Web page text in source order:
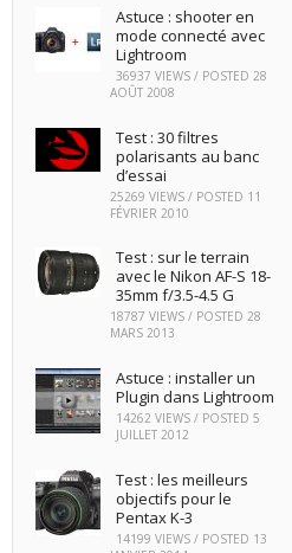
Astuce : shooter en
mode connecté avec
Lightroom
36937 VIEWS / POSTED28
AOÛT 2008
Test : 30 filtres
polarisants au banc
d’essai
25269 VIEWS / POSTED 11
FÉVRIER 2010
Test : sur le terrain
avec le Nikon AF-S 18-
35mm f/3.5-4.5 G
18787 VIEWS / POSTED28
MARS 2013
Astuce : installer un
Plugin dans Lightroom
14262 VIEWS / POSTED5
JUILLET 2012
Test : les meilleurs
objectifs pour le
Pentax K-3
14199 VIEWS / POSTED 13